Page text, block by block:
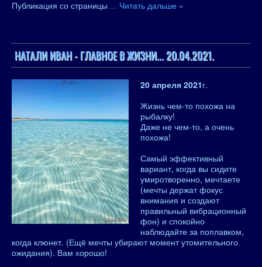
Публикация со страницы ... Читать дальше »
НАТАЛИ ИВАН - ГЛАВНОЕ В ЖИЗНИ... 20.04.2021.
20 апреля 2021г.
Жизнь чем-то похожа на
рыбалку!
Даже не чем-то, а очень
похожа!
Самый эффективный
вариант, когда вы сидите
умиротворенно, мечтаете
(мечты держат фокус
внимания и создают
правильный вибрационный
фон) и спокойно
наблюдайте за поплавком,
когда клюнет. (Ещё мечты убирают момент утомительного
ожидания). Вам хорошо!